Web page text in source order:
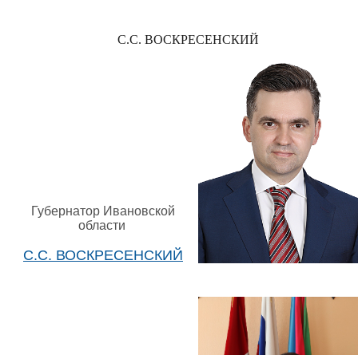
С.С. ВОСКРЕСЕНСКИЙ
Губернатор Ивановской
области
С.С. ВОСКРЕСЕНСКИЙ